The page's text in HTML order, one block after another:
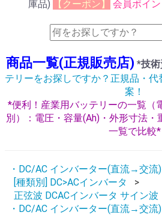
庫品)
【クーポン】 会員ポイ
商品一覧(正規販売店) *技
テリーをお探しですか？正規品・
案！
*便利！産業用バッテリーの一覧（
別）：電圧・容量(Ah)・外形寸法
一覧で比較*
・DC/AC インバーター(直流→交流)
[種類別] DC>ACインバータ
正弦波 DCACインバータ サイン波
・DC/AC インバーター(直流→交流)